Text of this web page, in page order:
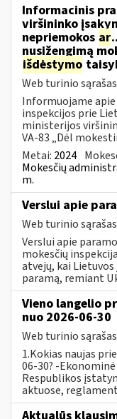
Informacinis
viršininko
nepriemokos ar
nusižengimą
išdėstymo
Web turinio sąrašas
Informuojame
inspekcijos prie
ministerijos
VA-83 „Dėl
Metai: 2024
Mokesčių
m.
Verslui apie
Web turinio sąrašas
Verslui apie
mokesčių
atvejų, kai
paramą, remiant
Vieno langelio
nuo 2026-06-30
Web turinio sąrašas
1.Kokias naujas
06-30? -
Respublikos
aktuose,
Aktualūs